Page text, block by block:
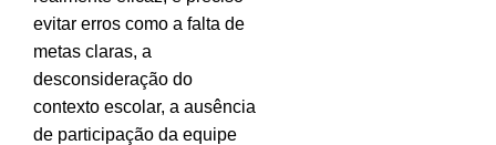
evitar erros como a falta de
metas claras, a
desconsideração do
contexto escolar, a ausência
de participação da equipe